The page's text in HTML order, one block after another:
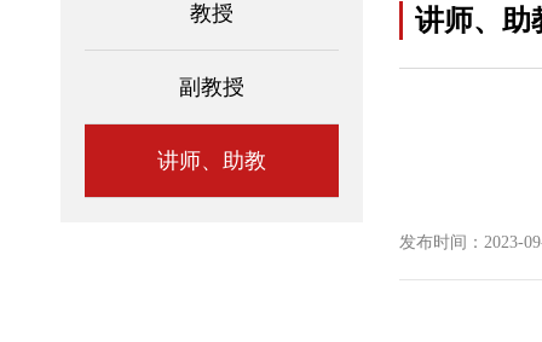
教授
副教授
讲师、助教
讲师、助
发布时间：2023-